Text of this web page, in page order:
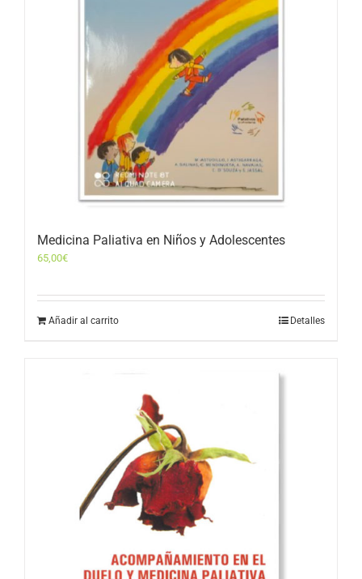
Medicina Paliativa en Niños y Adolescentes
65,00€
Añadir al carrito Detalles